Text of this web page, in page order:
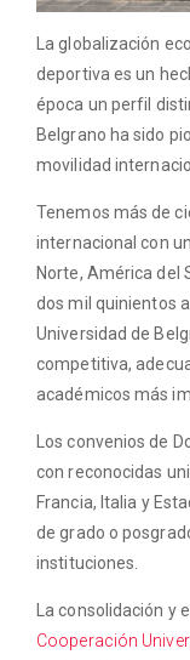
La globalización
deportiva es un
época un perfil
Belgrano ha sido
movilidad
Tenemos más de
internacional con
Norte, América del
dos mil quinientos
Universidad de
competitiva,
académicos más
Los convenios de
con reconocidas
Francia, Italia y
de grado o
instituciones.
La consolidación y
Cooperación